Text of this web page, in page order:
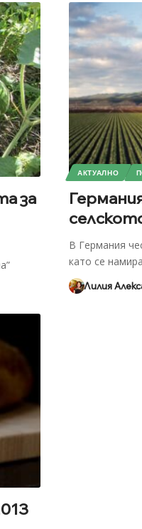
за
АКТУАЛНО
В Германия
като се
Лилия